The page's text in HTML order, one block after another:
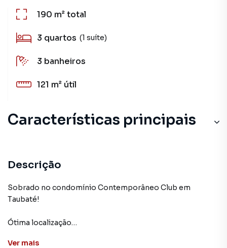
190 m²total
3 quartos (1 suíte)
3 banheiros
121 m² útil
Características principais
Descrição
Sobrado no condomínio Contemporâneo Club em
Taubaté!
Ótima localização
Casa conta com:
Ver mais